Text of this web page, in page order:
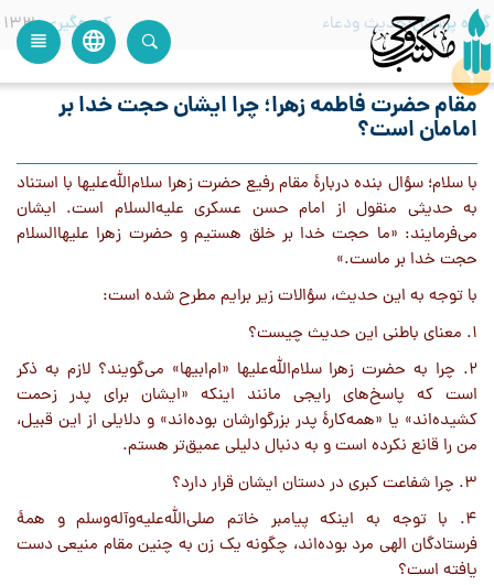
language
view_headline
گروه پرسش حدیث ودعاء کدرهگیری 133
مقام حضرت فاطمه زهرا؛ چرا ایشان حجت خدا بر
امامان است؟
با سلام؛ سؤال بنده دربارۀ مقام رفیع حضرت زهرا سلام‌الله‌علیها با استناد
به حدیثی منقول از امام حسن عسکری علیه‌السلام است. ایشان
می‌فرمایند: «ما حجت خدا بر خلق هستیم و حضرت زهرا علیهاالسلام
حجت خدا بر ماست.»
با توجه به این حدیث، سؤالات زیر برایم مطرح شده است:
1. معنای باطنی این حدیث چیست؟
2. چرا به حضرت زهرا سلام‌الله‌علیها «ام‌ابیها» می‌گویند؟ لازم به ذکر
است که پاسخ‌های رایجی مانند اینکه «ایشان برای پدر زحمت
کشیده‌اند» یا «همه‌کارۀ پدر بزرگوارشان بوده‌اند» و دلایلی از این قبیل،
من را قانع نکرده است و به دنبال دلیلی عمیق‌تر هستم.
3. چرا شفاعت کبری در دستان ایشان قرار دارد؟
4. با توجه به اینکه پیامبر خاتم صلی‌الله‌علیه‌وآله‌وسلم و همۀ
فرستادگان الهی مرد بوده‌اند، چگونه یک زن به چنین مقام منیعی دست
یافته است؟